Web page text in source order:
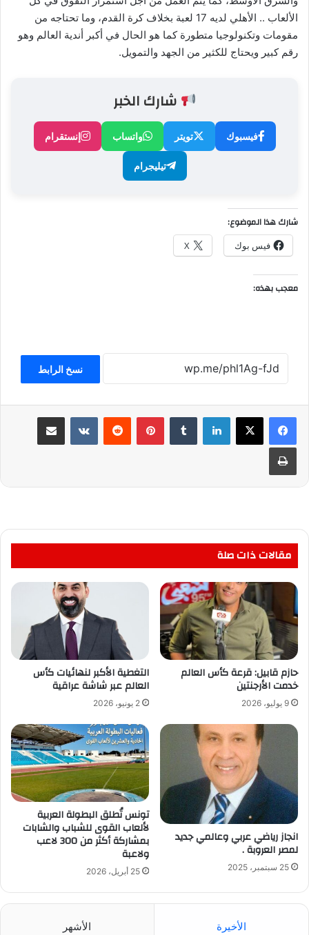
الألعاب .. الأهلي لديه 17 لعبة بخلاف كرة القدم، وما تحتاجه من
مقومات وتكنولوجيا متطورة كما ‏هو الحال في أكبر أندية العالم وهو
رقم كبير ويحتاج للكثير من الجهد والتمويل.‏
شارك الخبر
فيسبوك تويتر واتساب إنستقرام
تيليجرام
شارك هذا الموضوع:
فيس بوك X
معجب بهذه:
نسخ الرابط
لينكدإن بينتيريست مشاركة عبر البريد
طباعة
مقالات ذات صلة
حازم قابيل: قرعة كأس العالم
خدمت الأرجنتين
9 يوليو، 2026
التغطية الأكبر لنهائيات كأس
العالم عبر شاشة عراقية
2 يونيو، 2026
انجاز رياضي عربي وعالمي جديد
لمصر العروبة .
25 سبتمبر، 2025
تونس تُطلق البطولة العربية
لألعاب القوى للشباب والشابات
بمشاركة أكثر من 300 لاعب
ولاعبة
25 أبريل، 2026
الأخيرة الأشهر